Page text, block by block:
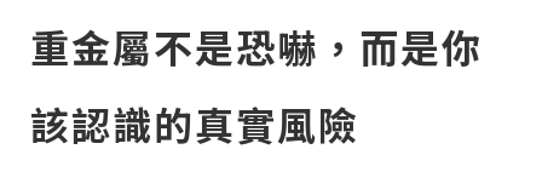
重金屬不是恐嚇，而是你
該認識的真實風險